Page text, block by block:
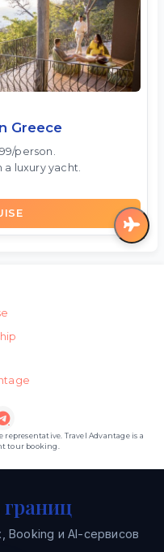
Greece
person.
luxury yacht.
Travel Advantage is a
tour booking.
Booking и AI-сервисов